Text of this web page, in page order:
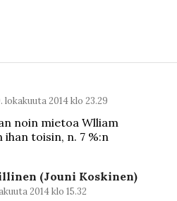
lokakuuta 2014 klo 23.29
noin mietoa Wlliam
ihan toisin, n. 7 %:n
(Jouni Koskinen)
2014 klo 15.32